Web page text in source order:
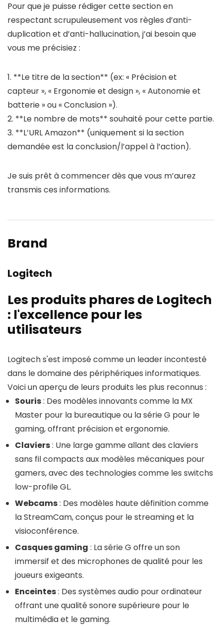
Pour que je puisse rédiger cette section en
respectant scrupuleusement vos règles d’anti-
duplication et d’anti-hallucination, j’ai besoin que
vous me précisiez :
1. **Le titre de la section** (ex: « Précision et
capteur », « Ergonomie et design », « Autonomie et
batterie » ou « Conclusion »).
2. **Le nombre de mots** souhaité pour cette partie.
3. **L’URL Amazon** (uniquement si la section
demandée est la conclusion/l’appel à l’action).
Je suis prêt à commencer dès que vous m’aurez
transmis ces informations.
Brand
Logitech
Les produits phares de Logitech
: l'excellence pour les
utilisateurs
Logitech s'est imposé comme un leader incontesté
dans le domaine des périphériques informatiques.
Voici un aperçu de leurs produits les plus reconnus :
Souris: Des modèles innovants comme la MX
Master pour la bureautique ou la série G pour le
gaming, offrant précision et ergonomie.
Claviers: Une large gamme allant des claviers
sans fil compacts aux modèles mécaniques pour
gamers, avec des technologies comme les switchs
low-profile GL.
Webcams: Des modèles haute définition comme
la StreamCam, conçus pour le streaming et la
visioconférence.
Casques gaming : La série G offre un son
immersif et des microphones de qualité pour les
joueurs exigeants.
Enceintes: Des systèmes audio pour ordinateur
offrant une qualité sonore supérieure pour le
multimédia et le gaming.